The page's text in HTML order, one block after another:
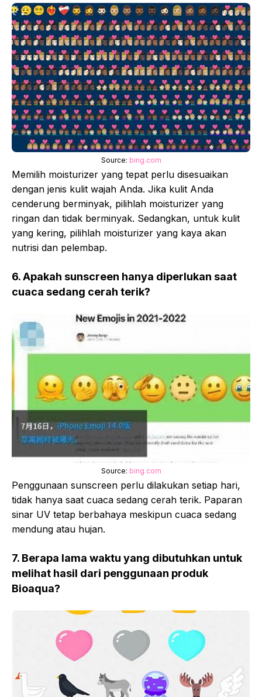
Source: bing.com
Memilih moisturizer yang tepat perlu disesuaikan
dengan jenis kulit wajah Anda. Jika kulit Anda
cenderung berminyak, pilihlah moisturizer yang
ringan dan tidak berminyak. Sedangkan, untuk kulit
yang kering, pilihlah moisturizer yang kaya akan
nutrisi dan pelembap.
6. Apakah sunscreen hanya diperlukan saat
cuaca sedang cerah terik?
Source: bing.com
Penggunaan sunscreen perlu dilakukan setiap hari,
tidak hanya saat cuaca sedang cerah terik. Paparan
sinar UV tetap berbahaya meskipun cuaca sedang
mendung atau hujan.
7. Berapa lama waktu yang dibutuhkan untuk
melihat hasil dari penggunaan produk
Bioaqua?